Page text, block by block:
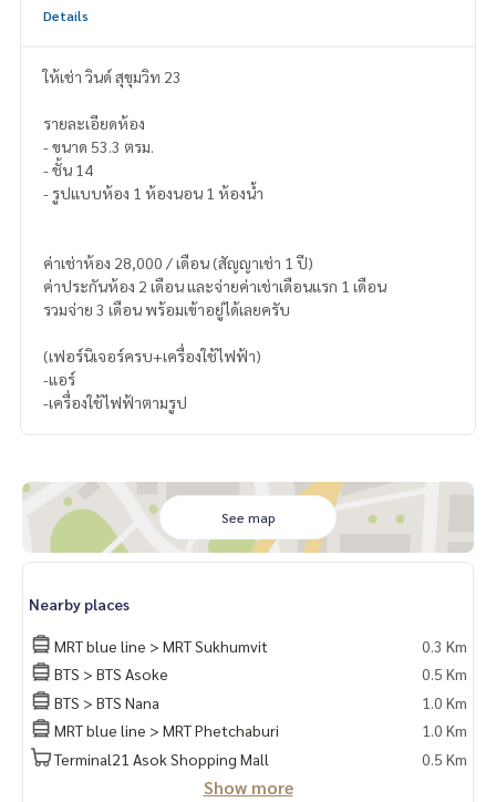
Details
ให้เช่า วินด์ สุขุมวิท 23
รายละเอียดห้อง
- ขนาด 53.3 ตรม.
- ชั้น 14
- รูปแบบห้อง 1 ห้องนอน 1 ห้องน้ำ
ค่าเช่าห้อง 28,000 / เดือน (สัญญาเช่า 1 ปี)
ค่าประกันห้อง 2 เดือน และจ่ายค่าเช่าเดือนแรก 1 เดือน
รวมจ่าย 3 เดือน พร้อมเข้าอยู่ได้เลยครับ
(เฟอร์นิเจอร์ครบ+เครื่องใช้ไฟฟ้า)
-แอร์
-เครื่องใช้ไฟฟ้าตามรูป
See map
Nearby places
MRT blue line > MRT Sukhumvit
0.3 Km
BTS > BTS Asoke
0.5 Km
BTS > BTS Nana
1.0 Km
MRT blue line > MRT Phetchaburi
1.0 Km
Terminal21 Asok Shopping Mall
0.5 Km
Show more